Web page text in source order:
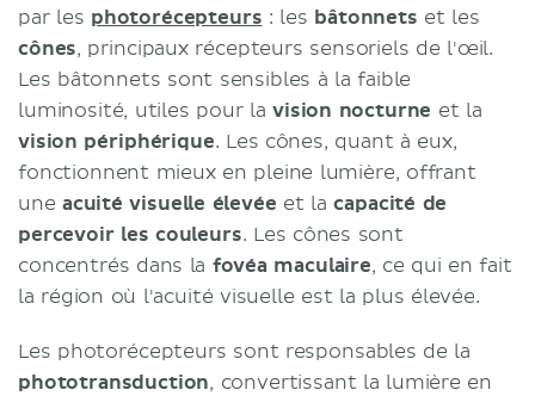
par les photorécepteurs : les bâtonnets et les
cônes, principaux récepteurs sensoriels de l'œil.
Les bâtonnets sont sensibles à la faible
luminosité, utiles pour lavision nocturne et la
vision périphérique. Les cônes, quant à eux,
fonctionnent mieux en pleine lumière, offrant
une acuité visuelle élevée et lacapacité de
percevoir les couleurs. Les cônes sont
concentrés dans la fovéa maculaire, ce qui en fait
la région où l'acuité visuelle est la plus élevée.
Les photorécepteurs sont responsables de la
phototransduction, convertissant la lumière en